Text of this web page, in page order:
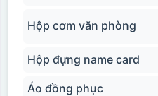
Hộp cơm văn phòng
Hộp đựng name card
Áo đồng phục